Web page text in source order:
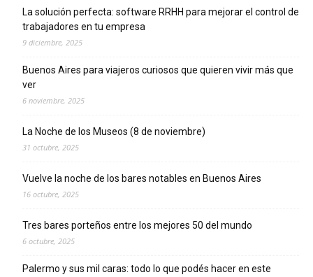
La solución perfecta: software RRHH para mejorar el control de
trabajadores en tu empresa
9 diciembre, 2025
Buenos Aires para viajeros curiosos que quieren vivir más que
ver
6 noviembre, 2025
La Noche de los Museos (8 de noviembre)
31 octubre, 2025
Vuelve la noche de los bares notables en Buenos Aires
16 octubre, 2025
Tres bares porteños entre los mejores 50 del mundo
6 octubre, 2025
Palermo y sus mil caras: todo lo que podés hacer en este